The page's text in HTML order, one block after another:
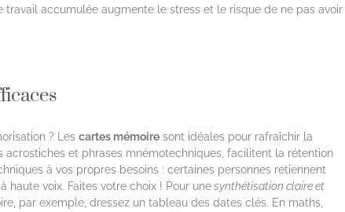
accumulée augmente le stress et le risque de ne pas avoir
? Les cartes mémoire sont idéales pour rafraîchir la
acrostiches et phrases mnémotechniques, facilitent la rétention
à vos propres besoins : certaines personnes retiennent
haute voix. Faites votre choix ! Pour unesynthétisation claire et
par exemple, dressez un tableau des dates clés. En maths,